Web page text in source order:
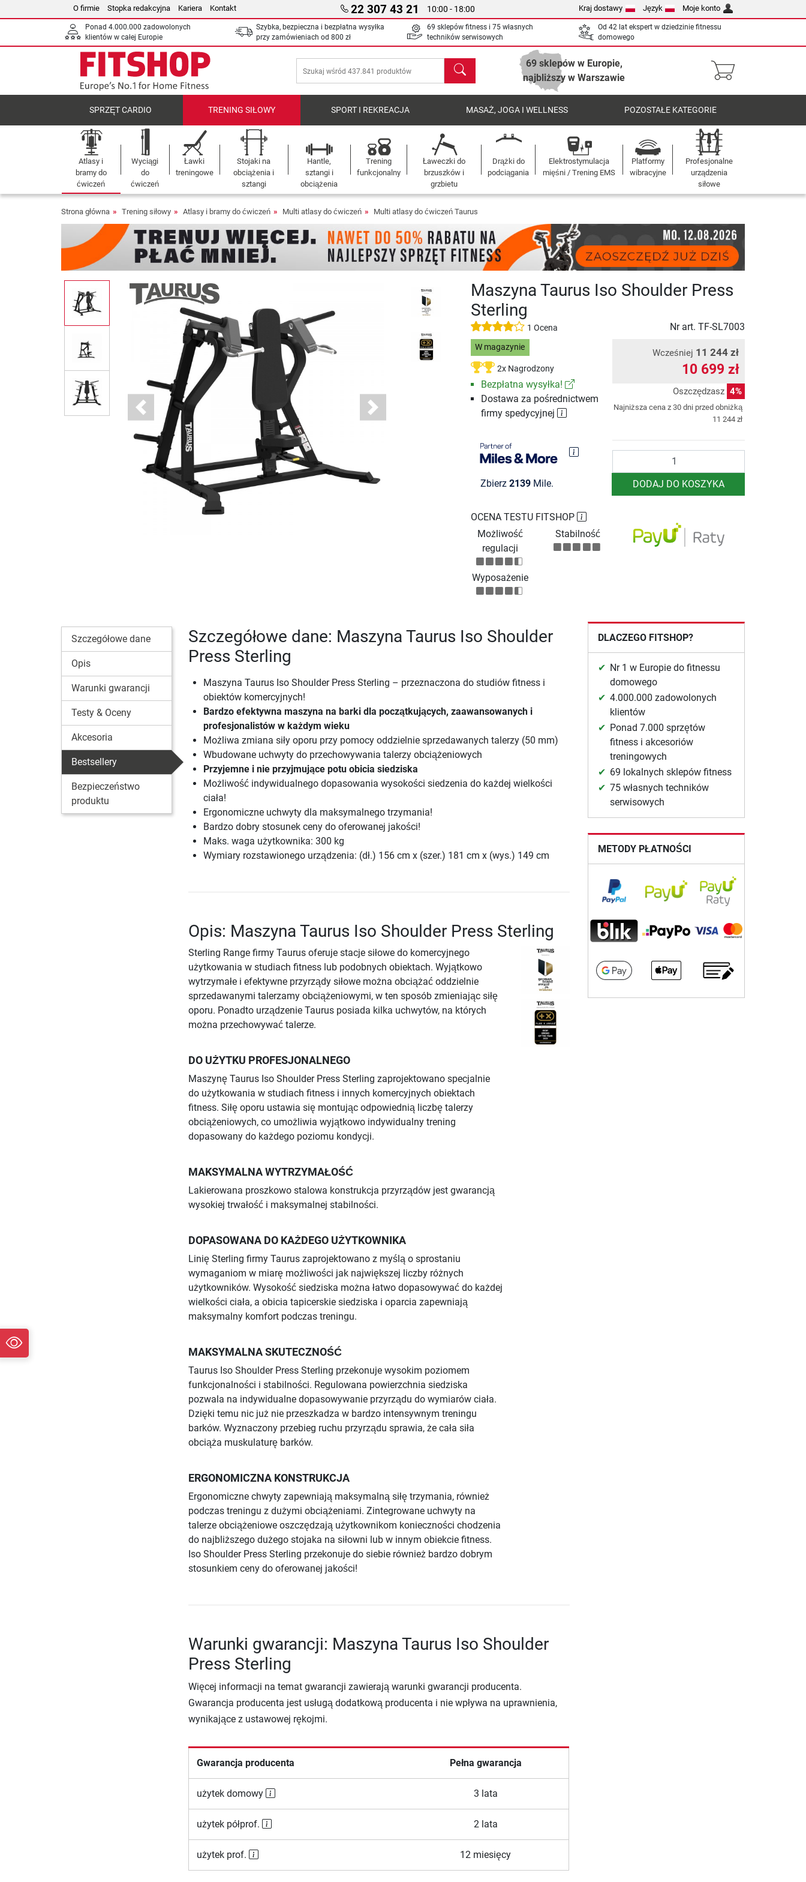
O firmie Stopka redakcyjna Kariera Kontakt 22 307 43 21 10:00 - 18:00 Kraj dostawy Język Moje konto
Ponad 4.000.000 zadowolonych
klientów w całej Europie
Szybka, bezpieczna i bezpłatna wysyłka
przy zamówieniach od 800 zł
69 sklepów fitness i 75 własnych
techników serwisowych
Od 42 lat ekspert w dziedzinie fitnessu
domowego
Szukaj
69 sklepów w Europie,
najbliższy w Warszawie
SPRZĘT CARDIO TRENING SIŁOWY SPORT I REKREACJA MASAŻ, JOGA I WELLNESS POZOSTAŁE KATEGORIE
Atlasy i
bramy do
ćwiczeń
Wyciągi
do
ćwiczeń
Ławki
treningowe
Stojaki na
obciążenia i
sztangi
Hantle,
sztangi i
obciążenia
Trening
funkcjonalny
Ławeczki do
brzuszków i
grzbietu
Drążki do
podciągania
Elektrostymulacja
mięśni / Trening EMS
Platformy
wibracyjne
Profesjonalne
urządzenia
siłowe
Strona główna Trening siłowy Atlasy i bramy do ćwiczeń Multi atlasy do ćwiczeń Multi atlasy do ćwiczeń Taurus
Previous Next
Maszyna Taurus Iso Shoulder Press
Sterling
1 Ocena Nr art. TF-SL7003
W magazynie
2x Nagrodzony
Bezpłatna wysyłka!
Dostawa za pośrednictwem
firmy spedycyjnej
Zbierz 2139Mile.
Wcześniej 11 244 zł
10 699 zł
Oszczędzasz 4%
Najniższa cena z 30 dni przed obniżką
11 244 zł
DODAJ DO KOSZYKA
OCENA TESTU FITSHOP
Możliwość
regulacji
Stabilność
Wyposażenie
Szczegółowe dane
Opis
Warunki gwarancji
Testy & Oceny
Akcesoria
Bestsellery
Bezpieczeństwo
produktu
Szczegółowe dane: Maszyna Taurus Iso Shoulder
Press Sterling
Maszyna Taurus Iso Shoulder Press Sterling – przeznaczona do studiów fitness i
obiektów komercyjnych!
Bardzo efektywna maszyna na barki dla początkujących, zaawansowanych i
profesjonalistów w każdym wieku
Możliwa zmiana siły oporu przy pomocy oddzielnie sprzedawanych talerzy (50 mm)
Wbudowane uchwyty do przechowywania talerzy obciążeniowych
Przyjemne i nie przyjmujące potu obicia siedziska
Możliwość indywidualnego dopasowania wysokości siedzenia do każdej wielkości
ciała!
Ergonomiczne uchwyty dla maksymalnego trzymania!
Bardzo dobry stosunek ceny do oferowanej jakości!
Maks. waga użytkownika: 300 kg
Wymiary rozstawionego urządzenia: (dł.) 156 cm x (szer.) 181 cm x (wys.) 149 cm
Opis: Maszyna Taurus Iso Shoulder Press Sterling
Sterling Range firmy Taurus oferuje stacje siłowe do komercyjnego
użytkowania w studiach fitness lub podobnych obiektach. Wyjątkowo
wytrzymałe i efektywne przyrządy siłowe można obciążać oddzielnie
sprzedawanymi talerzamy obciążeniowymi, w ten sposób zmieniając siłę
oporu. Ponadto urządzenie Taurus posiada kilka uchwytów, na których
można przechowywać talerze.
DO UŻYTKU PROFESJONALNEGO
Maszynę Taurus Iso Shoulder Press Sterling zaprojektowano specjalnie
do użytkowania w studiach fitness i innych komercyjnych obiektach
fitness. Siłę oporu ustawia się montując odpowiednią liczbę talerzy
obciążeniowych, co umożliwia wyjątkowo indywidualny trening
dopasowany do każdego poziomu kondycji.
MAKSYMALNA WYTRZYMAŁOŚĆ
Lakierowana proszkowo stalowa konstrukcja przyrządów jest gwarancją
wysokiej trwałość i maksymalnej stabilności.
DOPASOWANA DO KAŻDEGO UŻYTKOWNIKA
Linię Sterling firmy Taurus zaprojektowano z myślą o sprostaniu
wymaganiom w miarę możliwości jak największej liczby różnych
użytkowników. Wysokość siedziska można łatwo dopasowywać do każdej
wielkości ciała, a obicia tapicerskie siedziska i oparcia zapewniają
maksymalny komfort podczas treningu.
MAKSYMALNA SKUTECZNOŚĆ
Taurus Iso Shoulder Press Sterling przekonuje wysokim poziomem
funkcjonalności i stabilności. Regulowana powierzchnia siedziska
pozwala na indywidualne dopasowywanie przyrządu do wymiarów ciała.
Dzięki temu nic już nie przeszkadza w bardzo intensywnym treningu
barków. Wyznaczony przebieg ruchu przyrządu sprawia, że cała siła
obciąża muskulaturę barków.
ERGONOMICZNA KONSTRUKCJA
Ergonomiczne chwyty zapewniają maksymalną siłę trzymania, również
podczas treningu z dużymi obciążeniami. Zintegrowane uchwyty na
talerze obciążeniowe oszczędzają użytkownikom konieczności chodzenia
do najbliższego dużego stojaka na siłowni lub w innym obiekcie fitness.
Iso Shoulder Press Sterling przekonuje do siebie również bardzo dobrym
stosunkiem ceny do oferowanej jakości!
Warunki gwarancji: Maszyna Taurus Iso Shoulder
Press Sterling
Więcej informacji na temat gwarancji zawierają warunki gwarancji producenta.
Gwarancja producenta jest usługą dodatkową producenta i nie wpływa na uprawnienia,
wynikające z ustawowej rękojmi.
Gwarancja producenta Pełna gwarancja
użytek domowy 3 lata
użytek półprof. 2 lata
użytek prof. 12 miesięcy
DLACZEGO FITSHOP?
Nr 1 w Europie do fitnessu
domowego
4.000.000 zadowolonych
klientów
Ponad 7.000 sprzętów
fitness i akcesoriów
treningowych
69 lokalnych sklepów fitness
75 własnych techników
serwisowych
METODY PŁATNOŚCI